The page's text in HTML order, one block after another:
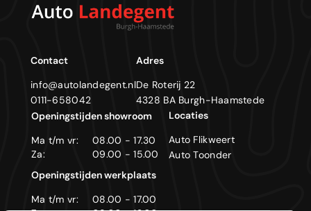
Contact
info@autolandegent.nl
0111-658042
Adres
De Roterij 22
4328 BA Burgh-Haamstede
Openingstijden showroom
Ma t/m vr:
08.00 - 17.30
Za:
09.00 - 15.00
Openingstijden werkplaats
Ma t/m vr:
08.00 - 17.00
Locaties
Auto Flikweert
Auto Toonder